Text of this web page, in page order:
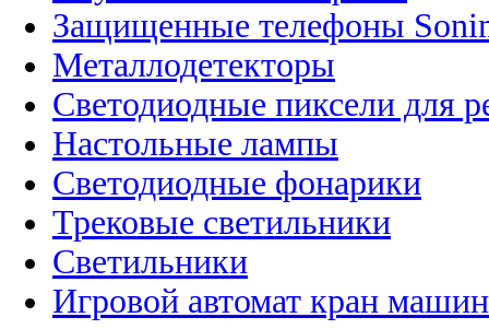
Защищенные телефоны
Металлодетекторы
Светодиодные пиксели для
Настольные лампы
Светодиодные фонарики
Трековые светильники
Светильники
Игровой автомат кран